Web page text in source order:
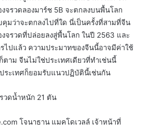
จรวดลองมาร์ช 5B จะตกลงบนพื้นโลก
มว่าจะตกลงไปที่ใด นี่เป็นครั้งที่สามที่จีน
จรวดที่ปล่อยลงสู่พื้นโลก ในปี 2563 และ
ไปแล้ว ความประมาทของจีนนี้อาจมีค่าใช้
ตาม จีนไม่ใช่ประเทศเดียวที่ทำเช่นนี้
ระเทศก็ยอมรับแนวปฏิบัตินี้เช่นกัน
วดน้ำหนัก 21 ตัน
โจนาธาน แมคโดเวลล์ เจ้าหน้าที่